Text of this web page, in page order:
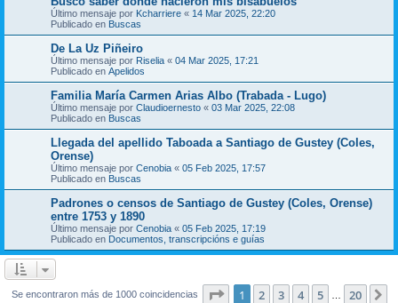
Último mensaje por Kcharriere « 14 Mar 2025, 22:20
Publicado en Buscas
De La Uz Piñeiro
Último mensaje por Riselia « 04 Mar 2025, 17:21
Publicado en Apelidos
Familia María Carmen Arias Albo (Trabada - Lugo)
Último mensaje por Claudioernesto « 03 Mar 2025, 22:08
Publicado en Buscas
Llegada del apellido Taboada a Santiago de Gustey (Coles,
Orense)
Último mensaje por Cenobia « 05 Feb 2025, 17:57
Publicado en Buscas
Padrones o censos de Santiago de Gustey (Coles, Orense)
entre 1753 y 1890
Último mensaje por Cenobia « 05 Feb 2025, 17:19
Publicado en Documentos, transcripcións e guías
Se encontraron más de 1000 coincidencias Página de 20
1 2 3 4 5 20